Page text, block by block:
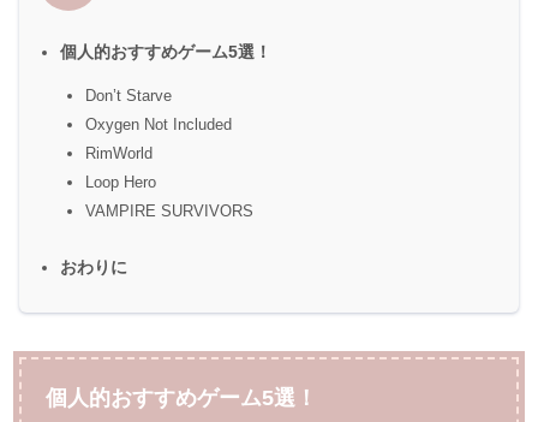
個人的おすすめゲーム5選！
Don’t Starve
Oxygen Not Included
RimWorld
Loop Hero
VAMPIRE SURVIVORS
おわりに
個人的おすすめゲーム5選！